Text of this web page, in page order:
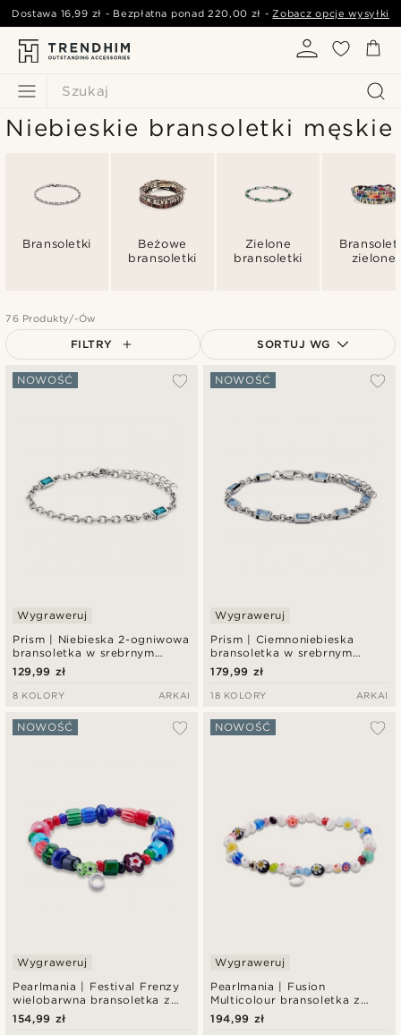
Szukaj
Dostawa 16,99 zł - Bezpłatna ponad220,00 zł -Zobacz opcje wysyłki
Niebieskie bransoletki męskie
Bransoletki
Beżowe
bransoletki
Zielone
bransoletki
zielone
76 Produkty/-Ów
FILTRY SORTUJ WG
Najbardziej popularne
Prism | Niebieska 2-ogniwowa
bransoletka w srebrnym
odcieniu z kryształowego
szkła
NOWOŚĆ
Wygraweruj
129,99 zł
8 KOLORY ARKAI
Prism | Ciemnoniebieska
bransoletka w srebrnym
odcieniu z kryształowego
szkła
NOWOŚĆ
Wygraweruj
179,99 zł
18 KOLORY ARKAI
Pearlmania | Festival Frenzy
wielobarwna bransoletka z
szklanych koralików
NOWOŚĆ
Wygraweruj
154,99 zł
Pearlmania | Fusion
Multicolour bransoletka z
pereł słodkowodnych i
szklanych koralików
NOWOŚĆ
Wygraweruj
194,99 zł